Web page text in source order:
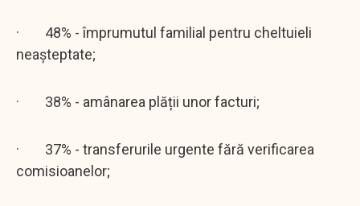
· 48% - împrumutul familial pentru cheltuieli
neașteptate;
· 38% - amânarea plății unor facturi;
· 37% - transferurile urgente fără verificarea
comisioanelor;